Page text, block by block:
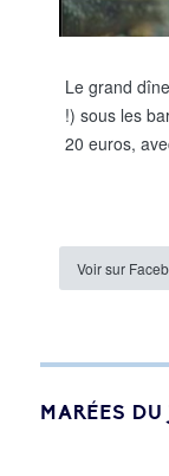
Le grand
!) sous les
20 euros,
Voir sur
MARÉES DU